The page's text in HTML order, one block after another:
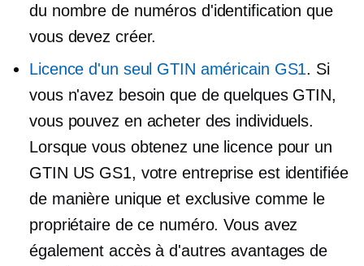
du nombre de numéros d'identification que
vous devez créer.
Licence d'un seul GTIN américain GS1. Si
vous n'avez besoin que de quelques GTIN,
vous pouvez en acheter des individuels.
Lorsque vous obtenez une licence pour un
GTIN US GS1, votre entreprise est identifiée
de manière unique et exclusive comme le
propriétaire de ce numéro. Vous avez
également accès à d'autres avantages de